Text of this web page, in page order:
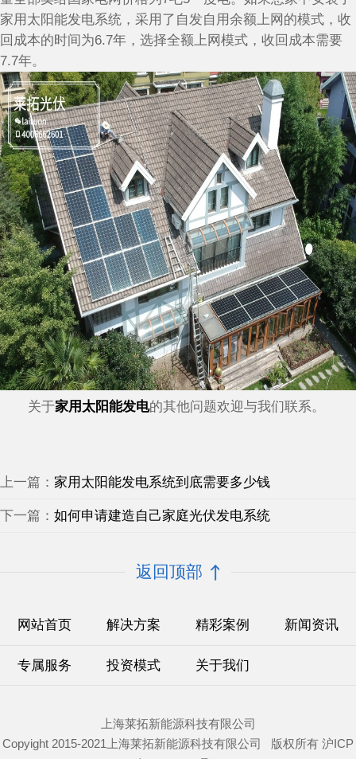
家用太阳能发电系统，采用了自发自用余额上网的模式，收
回成本的时间为6.7年，选择全额上网模式，收回成本需要
7.7年。
关于家用太阳能发电的其他问题欢迎与我们联系。
上一篇： 家用太阳能发电系统到底需要多少钱
下一篇： 如何申请建造自己家庭光伏发电系统
返回顶部
网站首页 解决方案 精彩案例 新闻资讯
专属服务 投资模式 关于我们
上海莱拓新能源科技有限公司
Copyight 2015-2021上海莱拓新能源科技有限公司 版权所有 沪ICP